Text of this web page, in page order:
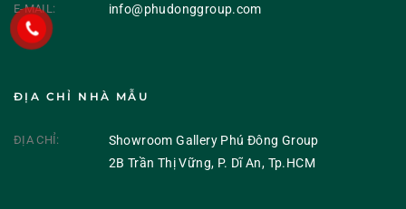
E-MAIL: info@phudonggroup.com
ĐỊA CHỈ NHÀ MẪU
ĐỊA CHỈ:
Showroom Gallery Phú Đông Group
2B Trần Thị Vững, P. Dĩ An, Tp.HCM